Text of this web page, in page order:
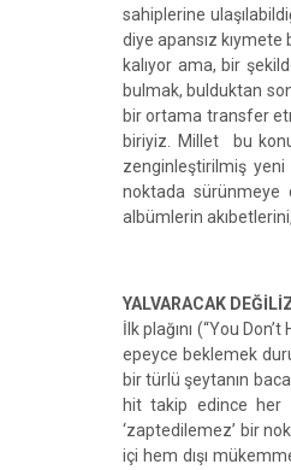
sahiplerine
diye apansız kıymete
kalıyor ama, bir
bulmak, bulduktan
bir ortama transfer
biriyiz. Millet bu
zenginleştirilmiş yeni
noktada
albümlerin
YALVARACAK
İlk plağını (“You
epeyce beklemek
bir türlü şeytanın
hit takip edince her
‘zaptedilemez’ bir
içi hem dışı